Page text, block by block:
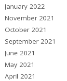
January 2022
November 2021
October 2021
September 2021
June 2021
May 2021
April 2021